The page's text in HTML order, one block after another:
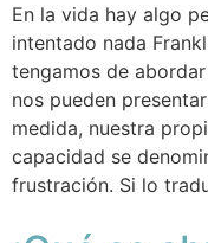
En la vida hay algo
intentado nada
tengamos de
nos pueden
medida, nuestra
capacidad se
frustración. Si lo